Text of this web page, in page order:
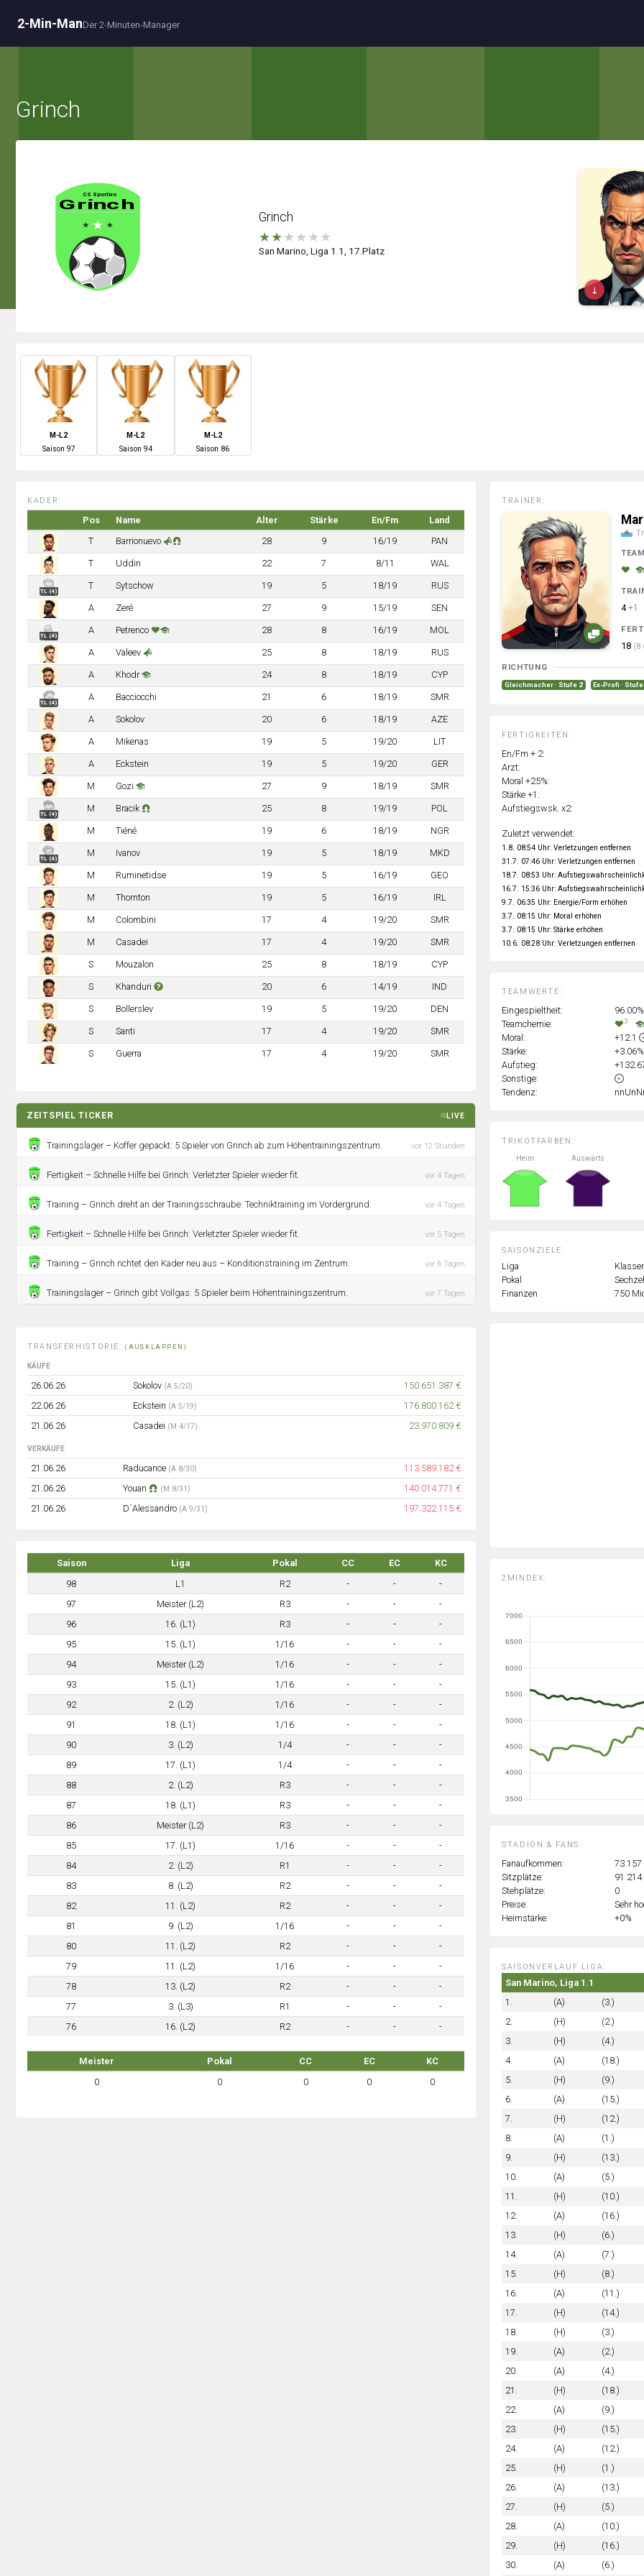
2-Min-ManDer 2-Minuten-Manager
Grinch
Grinch
★★★ ★ ★ ★
San Marino, Liga 1.1, 17.Platz
↓
M-L2
Saison 97
M-L2
Saison 94
M-L2
Saison 86
KADER:
Pos Name Alter Stärke En/Fm
Land
T
Barrionuevo 28 9 16/19 PAN
T Uddin 22 7 8/11 WAL
TL (4)
T Sytschow 19 5 18/19 RUS
A Zeré 27 9 15/19 SEN
TL (4)
A Petrenco 28 8 16/19 MOL
A Valeev 25 8 18/19 RUS
A Khodr 24 8 18/19 CYP
TL (4)
A Bacciocchi 21 6 18/19 SMR
A Sokolov 20 6 18/19 AZE
A Mikenas 19 5 19/20 LIT
A Eckstein 19 5 19/20 GER
M Gozi 27 9 18/19 SMR
TL (4)
M Bracik 25 8 19/19 POL
M Tiéné 19 6 18/19 NGR
TL (4)
M Ivanov 19 5 18/19 MKD
M Ruminetidse 19 5 16/19 GEO
M Thornton 19 5 16/19 IRL
M Colombini 17 4 19/20 SMR
M Casadei 17 4 19/20 SMR
S Mouzalon 25 8 18/19 CYP
S Khanduri 20 6 14/19 IND
S Bollerslev 19 5 19/20 DEN
S Santi 17 4 19/20 SMR
S Guerra 17 4 19/20 SMR
ZEITSPIEL TICKER LIVE
Trainingslager – Koffer gepackt: 5 Spieler von Grinch ab zum Höhentrainingszentrum. vor 12 Stunden
Fertigkeit – Schnelle Hilfe bei Grinch: Verletzter Spieler wieder fit. vor 4 Tagen
Training – Grinch dreht an der Trainingsschraube: Techniktraining im Vordergrund. vor 4 Tagen
Fertigkeit – Schnelle Hilfe bei Grinch: Verletzter Spieler wieder fit. vor 5 Tagen
Training – Grinch richtet den Kader neu aus – Konditionstraining im Zentrum. vor 6 Tagen
Trainingslager – Grinch gibt Vollgas: 5 Spieler beim Höhentrainingszentrum. vor 7 Tagen
TRANSFERHISTORIE:(AUSKLAPPEN)
KÄUFE
26.06.26 Sokolov (A 5/20)
150.651.387 €
22.06.26
Eckstein (A 5/19)
176.800.162 €
21.06.26
Casadei (M 4/17) 23.970.809 €
VERKÄUFE
21.06.26 Raducance (A 8/30)
113.589.182 €
21.06.26
Youan (M 8/31)
140.014.771 €
21.06.26
D´Alessandro (A 9/31) 197.322.115 €
Saison Liga Pokal CC EC
KC
98
L1 R2 - -
-
97
Meister (L2) R3 - -
-
96
16. (L1) R3 - -
-
95
15. (L1) 1/16 - -
-
94
Meister (L2) 1/16 - -
-
93
15. (L1) 1/16 - -
-
92
2. (L2) 1/16 - -
-
91
18. (L1) 1/16 - -
-
90
3. (L2) 1/4 - -
-
89
17. (L1) 1/4 - -
-
88
2. (L2) R3 - -
-
87
18. (L1) R3 - -
-
86
Meister (L2) R3 - -
-
85
17. (L1) 1/16 - -
-
84
2. (L2) R1 - -
-
83
8. (L2) R2 - -
-
82
11. (L2) R2 - -
-
81
9. (L2) 1/16 - -
-
80
11. (L2) R2 - -
-
79
11. (L2) 1/16 - -
-
78
13. (L2) R2 - -
-
77
3. (L3) R1 - -
-
76
16. (L2) R2 - - -
Meister Pokal CC EC
KC
0
0 0 0 0
TRIKOTFARBEN:
Heim
Auswärts
SAISONZIELE:
Liga
Pokal
Finanzen
750
2MINDEX:
TEAMWERTE:
Eingespieltheit:
96.00%
Teamchemie:
3
Moral:
+12.1
Stärke:
Aufstieg:
Sonstige:
Tendenz:
TRAINER:
4 +1
18 (8
RICHTUNG
Gleichmacher · Stufe 2 Ex-Profi ·
FERTIGKEITEN:
En/Fm + 2:
Arzt:
Moral +25%:
Stärke +1:
Aufstiegswsk. x2:
Zuletzt verwendet:
1.8. 08:54 Uhr: Verletzungen entfernen
31.7. 07:46 Uhr: Verletzungen entfernen
18.7. 08:53 Uhr:
16.7. 15:36 Uhr:
9.7. 06:35 Uhr: Energie/Form erhöhen
3.7. 08:15 Uhr: Moral erhöhen
3.7. 08:15 Uhr: Stärke erhöhen
10.6. 08:28 Uhr: Verletzungen entfernen
STADION & FANS:
Fanaufkommen:
73.157
Sitzplätze:
91.214
Stehplätze:
0
Preise:
Sehr
Heimstärke:
+0%
SAISONVERLAUF LIGA:
San Marino, Liga 1.1
1.
(A)
(3.)
2.
(H)
(2.)
3.
(H)
(4.)
4.
(A)
(18.)
5.
(H)
(9.)
6.
(A)
(15.)
7.
(H)
(12.)
8.
(A)
(1.)
9.
(H)
(13.)
10.
(A)
(5.)
11.
(H)
(10.)
12.
(A)
(16.)
13.
(H)
(6.)
14.
(A)
(7.)
15.
(H)
(8.)
16.
(A)
(11.)
17.
(H)
(14.)
18.
(H)
(3.)
19.
(A)
(2.)
20.
(A)
(4.)
21.
(H)
(18.)
22.
(A)
(9.)
23.
(H)
(15.)
24.
(A)
(12.)
25.
(H)
(1.)
26.
(A)
(13.)
27.
(H)
(5.)
28.
(A)
(10.)
29.
(H)
(16.)
30.
(A) (6.)